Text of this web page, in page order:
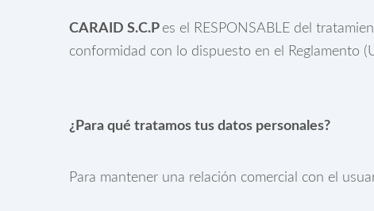
CARAID S.C.P es el RESPONSABLE del
conformidad con lo dispuesto en el Reglamento
¿Para qué tratamos tus datos personales?
Para mantener una relación comercial con el